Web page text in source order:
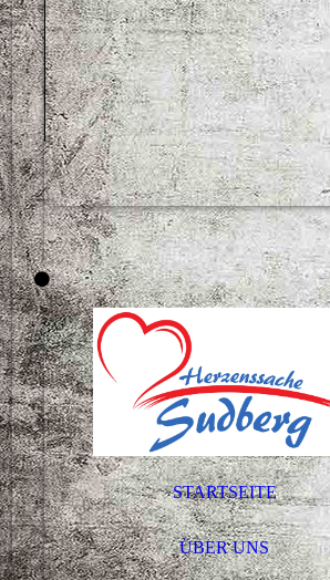
STARTSEITE
ÜBER UNS